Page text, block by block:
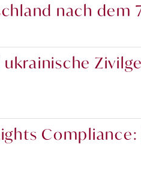
nach dem